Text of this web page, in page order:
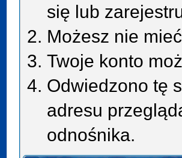
się lub
Możesz nie
Twoje konto
Odwiedzono tę
adresu
odnośnika.